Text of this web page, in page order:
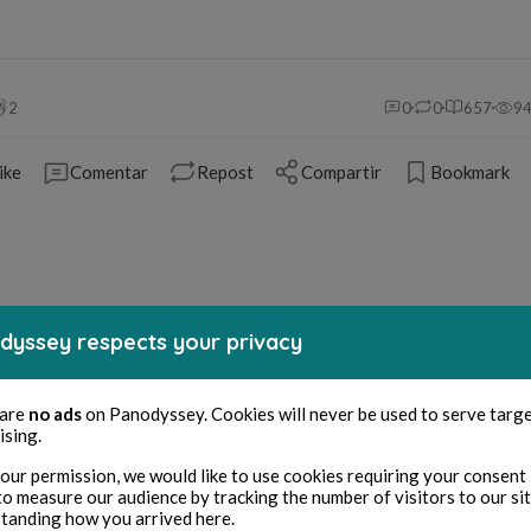
2 0 0 657
Comentar Repost Compartir Bookmark
(0)
respects your privacy
no adson Panodyssey. Cookies will never be used to serve
permission, we would like to use cookies requiring your consent
measure our audience by tracking the number of visitors to our
how you arrived here.